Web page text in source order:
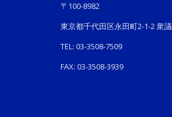
〒100-8982
東京都千代田区永田町2-1-2 衆
TEL: 03-3508-7509
FAX: 03-3508-3939